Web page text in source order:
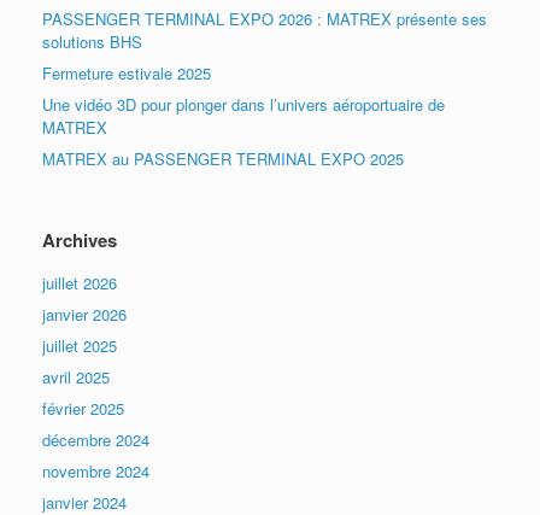
PASSENGER TERMINAL EXPO 2026 : MATREX présente ses
solutions BHS
Fermeture estivale 2025
Une vidéo 3D pour plonger dans l’univers aéroportuaire de
MATREX
MATREX au PASSENGER TERMINAL EXPO 2025
Archives
juillet 2026
janvier 2026
juillet 2025
avril 2025
février 2025
décembre 2024
novembre 2024
janvier 2024